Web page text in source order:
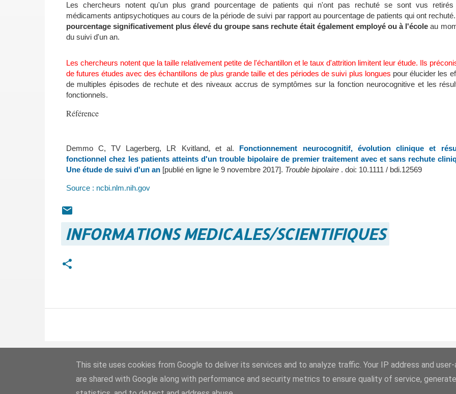
Les chercheurs notent qu'un plus grand pourcentage de patients qui n'ont pas rechuté se sont vus
médicaments antipsychotiques au cours de la période de suivi par rapport au pourcentage de patients qui ont rechuté.
pourcentage significativement plus élevé du groupe sans rechute était également employé ou à l'école au
du suivi d'un an.
Les chercheurs notent que la taille relativement petite de l'échantillon et le taux d'attrition limitent leur étude. Ils
de futures études avec des échantillons de plus grande taille et des périodes de suivi plus longues pour élucider les
de multiples épisodes de rechute et des niveaux accrus de symptômes sur la fonction neurocognitive et les
fonctionnels.
Référence
Demmo C, TV Lagerberg, LR Kvitland, et al. Fonctionnement neurocognitif, évolution clinique et
fonctionnel chez les patients atteints d'un trouble bipolaire de premier traitement avec et sans rechute
Une étude de suivi d'un an[publié en ligne le 9 novembre 2017]. Trouble bipolaire. doi: 10.1111 / bdi.12569
Source : ncbi.nlm.nih.gov
INFORMATIONS MEDICALES/SCIENTIFIQUES
Fourni par Blogger
This site uses cookies from Google to deliver its services and to analyze traffic. Your IP address and
are shared with Google along with performance and security metrics to ensure quality of service,